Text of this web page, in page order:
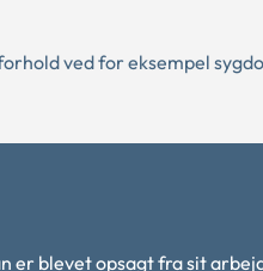
ved for eksempel
er blevet opsagt fra sit